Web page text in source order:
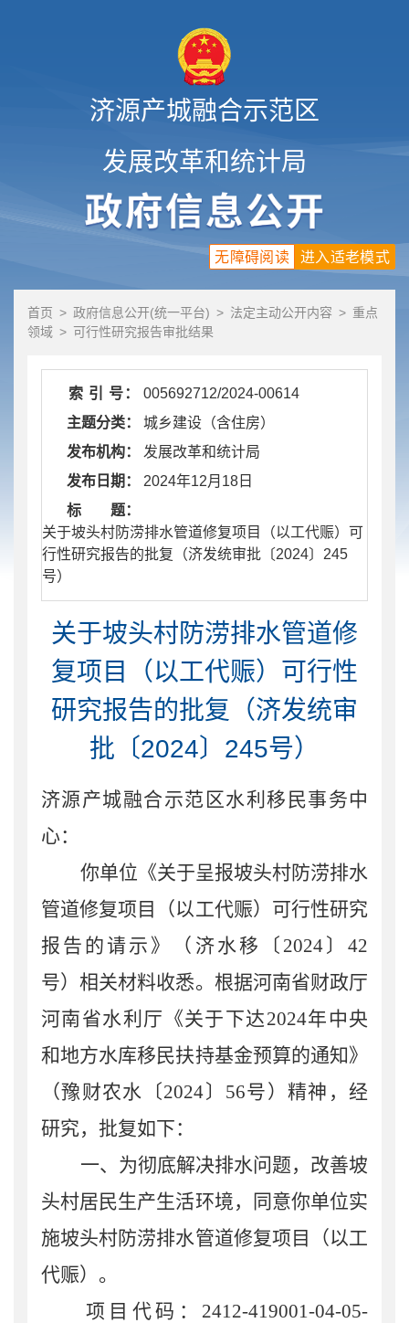
济源产城融合示范区
发展改革和统计局
进入适老模式
无障碍阅读
首页 > 政府信息公开(统一平台) > 法定主动公开内容 > 重点
领域 > 可行性研究报告审批结果
索 引 号：
005692712/2024-00614
主题分类：
城乡建设（含住房）
发布机构：
发展改革和统计局
发布日期：
2024年12月18日
标 题：
​ 关于坡头村防涝排水管道修复项目（以工代赈）可
行性研究报告的批复（济发统审批〔2024〕245
号）
关于坡头村防涝排水管道修
复项目（以工代赈）可行性
研究报告的批复（济发统审
批〔2024〕245号）
济源产城融合示范区水利移民事务中
心：
你单位《关于呈报坡头村防涝排水
管道修复项目（以工代赈）可行性研究
报告的请示》（济水移 〔 2024〕42
号）相关材料收悉。根据河南省财政厅
河南省水利厅《关于下达2024年中央
和地方水库移民扶持基金预算的通知》
（豫财农水 〔2024〕 56号 ） 精神 ，经
研究，批复如下：
一、 为彻底解决排水问题， 改善坡
头村居民生产生活环境，
同意你单位实
施坡头村防涝排水管道修复项目（以工
代赈） 。
项目代码： 2412-419001-04-05-